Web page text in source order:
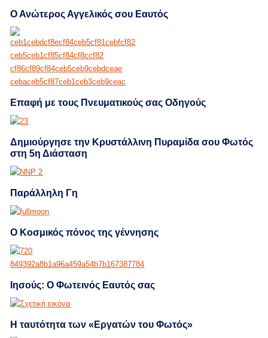
Ο Ανώτερος Αγγελικός σου Εαυτός
Επαφή με τους Πνευματικούς σας Οδηγούς
Δημιούργησε την Κρυστάλλινη Πυραμίδα σου Φωτός
στη 5η Διάσταση
Παράλληλη Γη
Ο Κοσμικός πόνος της γέννησης
Ιησούς: Ο Φωτεινός Εαυτός σας
Η ταυτότητα των «Εργατών του Φωτός»